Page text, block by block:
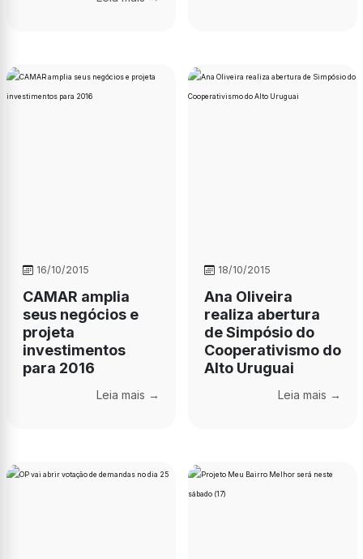
16/10/2015
CAMAR amplia
seus negócios e
projeta
investimentos
para 2016
Leia mais →
18/10/2015
Ana Oliveira
realiza abertura
de Simpósio do
Cooperativismo do
Alto Uruguai
Leia mais →